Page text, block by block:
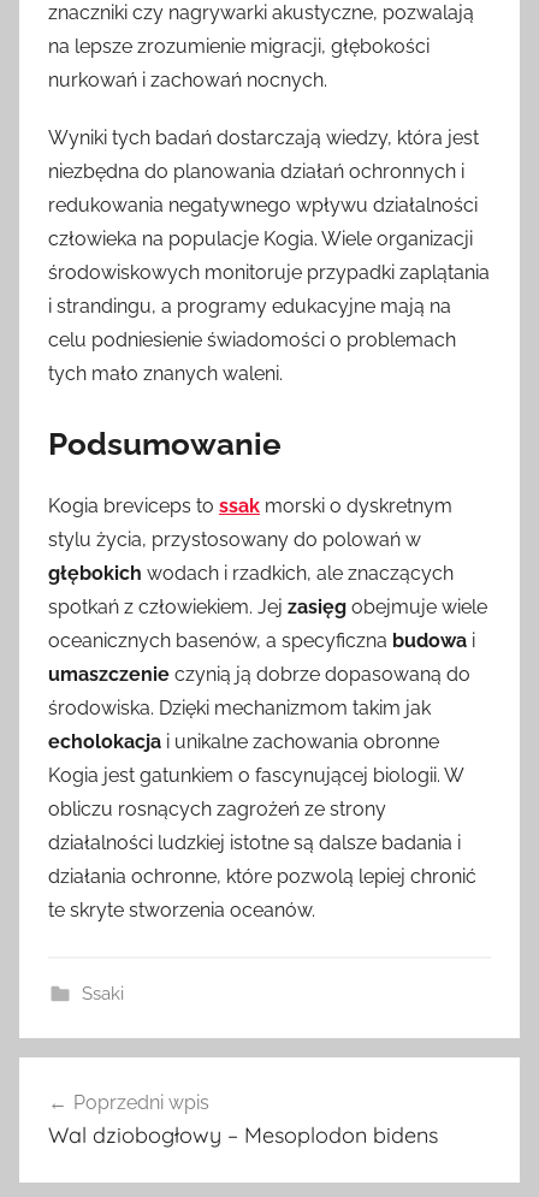
znaczniki czy nagrywarki akustyczne, pozwalają
na lepsze zrozumienie migracji, głębokości
nurkowań i zachowań nocnych.
Wyniki tych badań dostarczają wiedzy, która jest
niezbędna do planowania działań ochronnych i
redukowania negatywnego wpływu działalności
człowieka na populacje Kogia. Wiele organizacji
środowiskowych monitoruje przypadki zaplątania
i strandingu, a programy edukacyjne mają na
celu podniesienie świadomości o problemach
tych mało znanych waleni.
Podsumowanie
Kogia breviceps to ssak morski o dyskretnym
stylu życia, przystosowany do polowań w
głębokich wodach i rzadkich, ale znaczących
spotkań z człowiekiem. Jej zasięg obejmuje wiele
oceanicznych basenów, a specyficzna budowa i
umaszczenie czynią ją dobrze dopasowaną do
środowiska. Dzięki mechanizmom takim jak
echolokacja i unikalne zachowania obronne
Kogia jest gatunkiem o fascynującej biologii. W
obliczu rosnących zagrożeń ze strony
działalności ludzkiej istotne są dalsze badania i
działania ochronne, które pozwolą lepiej chronić
te skryte stworzenia oceanów.
Ssaki
wpisu
Poprzedni wpis
Wal dziobogłowy – Mesoplodon bidens